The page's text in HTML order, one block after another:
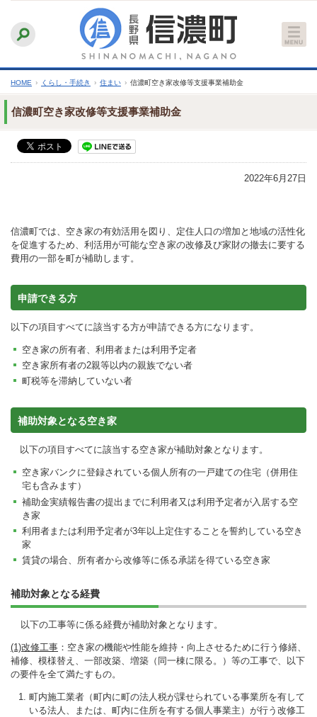
文
へ
ふりがなをつける
文字サイズ
縮小 標準 拡大
HOME › くらし・手続き › 住まい › 信濃町空き家改修等支援事業補助金
信濃町空き家改修等支援事業補助金
2022年6月27日
信濃町では、空き家の有効活用を図り、定住人口の増加と地域の活性化
を促進するため、利活用が可能な空き家の改修及び家財の撤去に要する
費用の一部を町が補助します。
申請できる方
以下の項目すべてに該当する方が申請できる方になります。
空き家の所有者、利用者または利用予定者
空き家所有者の2親等以内の親族でない者
町税等を滞納していない者
補助対象となる空き家
以下の項目すべてに該当する空き家が補助対象となります。
空き家バンクに登録されている個人所有の一戸建ての住宅（併用住
宅も含みます）
補助金実績報告書の提出までに利用者又は利用予定者が入居する空
き家
利用者または利用予定者が3年以上定住することを誓約している空き
家
賃貸の場合、所有者から改修等に係る承諾を得ている空き家
補助対象となる経費
以下の工事等に係る経費が補助対象となります。
(1)改修工事 ：空き家の機能や性能を維持・向上させるために行う修繕、
補修、模様替え、一部改築、増築（同一棟に限る。）等の工事で、以下
の要件を全て満たすもの。
町内施工業者（町内に町の法人税が課せられている事業所を有して
いる法人、または、町内に住所を有する個人事業主）が行う改修工